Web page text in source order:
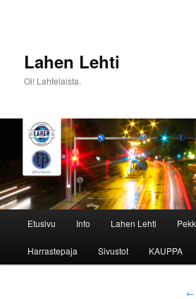
Lahen Lehti
Oi! Lahtelaista.
Etusivu Info Lahen Lehti
Harrastepaja Sivustot KAUPPA
←